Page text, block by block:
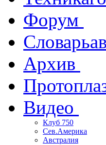
Форум
Словарь
Архив
Видео
Клуб 750
Сев.Америка
Австралия